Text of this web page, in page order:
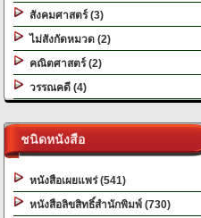
สังคมศาสตร์ (3)
ไม่สังกัดหมวด (2)
คณิตศาสตร์ (2)
วรรณคดี (4)
ชนิดหนังสือ
หนังสือเผยแพร่ (541)
หนังสือลิขสิทธิ์สำนักพิมพ์ (730)